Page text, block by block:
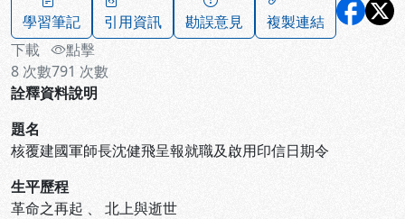
學習筆記 引用資訊 勘誤意見
複製連結
下載
8 次數
點擊
791 次數
詮釋資料說明
題名
核覆建國軍師長沈健飛呈報就職及啟用印信日期令
生平歷程
革命之再起 、 北上與逝世